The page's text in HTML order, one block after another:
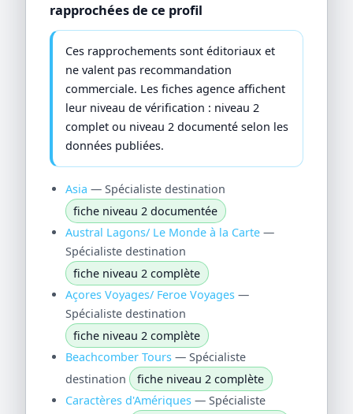
rapprochées de ce profil
Ces rapprochements sont éditoriaux et
ne valent pas recommandation
commerciale. Les fiches agence affichent
leur niveau de vérification : niveau 2
complet ou niveau 2 documenté selon les
données publiées.
Asia — Spécialiste destination
fiche niveau 2 documentée
Austral Lagons/ Le Monde à la Carte—
Spécialiste destination
fiche niveau 2 complète
Açores Voyages/ Feroe Voyages—
Spécialiste destination
fiche niveau 2 complète
Beachcomber Tours— Spécialiste
destination
fiche niveau 2 complète
Caractères d'Amériques— Spécialiste